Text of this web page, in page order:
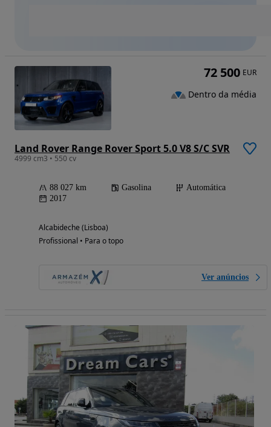
Land Rover Range Rover Sport 5.0 V8 S/C SVR
4999 cm3 • 550 cv
88 027 km Gasolina
Automática
2017
Alcabideche (Lisboa)
Profissional • Para o topo
Ver anúncios
72 500 EUR
Dentro da média